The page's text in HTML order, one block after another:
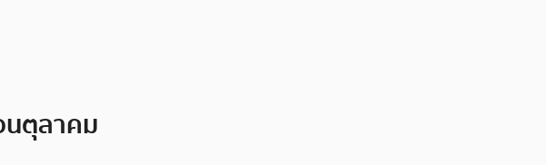
นตุลาคม